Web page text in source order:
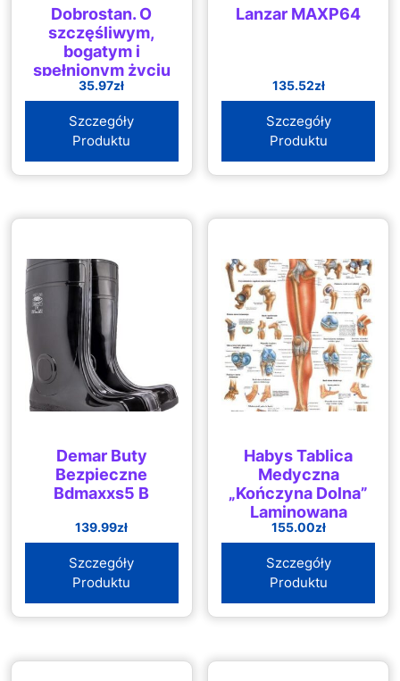
Dobrostan. O
szczęśliwym,
bogatym i
spełnionym życiu
35.97zł
Szczegóły
Produktu
Lanzar MAXP64
135.52zł
Szczegóły
Produktu
Demar Buty
Bezpieczne
Bdmaxxs5 B
139.99zł
Szczegóły
Produktu
Habys Tablica
Medyczna
„Kończyna Dolna”
Laminowana
155.00zł
Szczegóły
Produktu